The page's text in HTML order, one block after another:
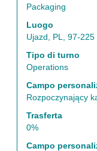
Packaging
Luogo
Ujazd, PL, 97-225
Tipo di turno
Operations
Campo
Rozpoczynający
Trasferta
0%
Campo
barra
per
visualizzare
i
contenuti
delle
informazioni
lavoro.